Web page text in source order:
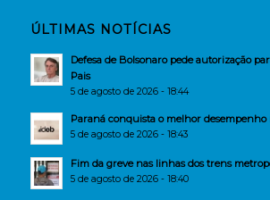
ÚLTIMAS NOTÍCIAS
Defesa de Bolsonaro pede autorização
Pais
5 de agosto de 2026 - 18:44
Paraná conquista o melhor desempenho
5 de agosto de 2026 - 18:43
Fim da greve nas linhas dos trens
5 de agosto de 2026 - 18:40